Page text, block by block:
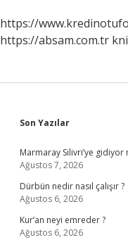
https://
https://absam.com.tr
Sidebar
Son Yazılar
Marmaray Silivri’ye gidiyor
Ağustos 7, 2026
Dürbün nedir nasıl çalışır ?
Ağustos 6, 2026
Kur’an neyi emreder ?
Ağustos 6, 2026